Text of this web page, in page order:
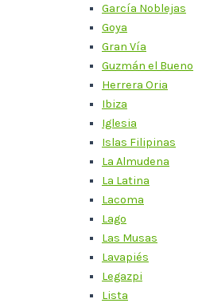
García Noblejas
Goya
Gran Vía
Guzmán el Bueno
Herrera Oria
Ibiza
Iglesia
Islas Filipinas
La Almudena
La Latina
Lacoma
Lago
Las Musas
Lavapiés
Legazpi
Lista